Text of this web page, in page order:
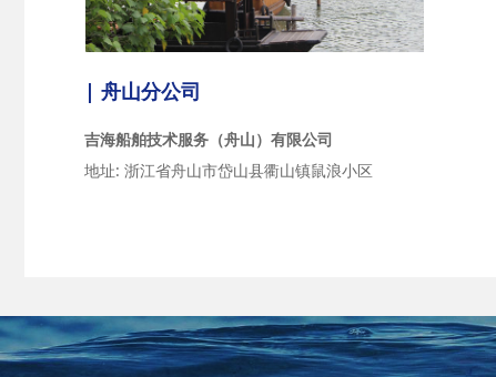
| 舟山分公司
吉海船舶技术服务（舟山）有限公司
地址: 浙江省舟山市岱山县衢山镇鼠浪小区